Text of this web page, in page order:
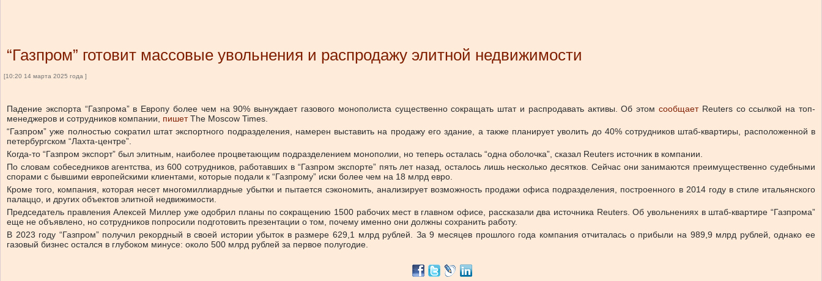
“Газпром” готовит массовые увольнения и распродажу элитной недвижимости
[10:20 14 марта 2025 года ]
Падение экспорта “Газпрома” в Европу более чем на 90% вынуждает газового монополиста существенно сокращать штат и распродавать активы. Об этом сообщает Reuters со ссылкой на топ-
менеджеров и сотрудников компании,
пишет The Moscow Times.
“Газпром” уже полностью сократил штат экспортного подразделения, намерен выставить на продажу его здание, а также планирует уволить до 40% сотрудников штаб-квартиры, расположенной в
петербургском “Лахта-центре”.
Когда-то “Газпром экспорт” был элитным, наиболее процветающим подразделением монополии, но теперь осталась “одна оболочка”, сказал Reuters источник в компании.
По словам собеседников агентства, из 600 сотрудников, работавших в “Газпром экспорте” пять лет назад, осталось лишь несколько десятков. Сейчас они занимаются преимущественно судебными
спорами с бывшими европейскими клиентами, которые подали к “Газпрому” иски более чем на 18 млрд евро.
Кроме того, компания, которая несет многомиллиардные убытки и пытается сэкономить, анализирует возможность продажи офиса подразделения, построенного в 2014 году в стиле итальянского
палаццо, и других объектов элитной недвижимости.
Председатель правления Алексей Миллер уже одобрил планы по сокращению 1500 рабочих мест в главном офисе, рассказали два источника Reuters. Об увольнениях в штаб-квартире “Газпрома”
еще не объявлено, но сотрудников попросили подготовить презентации о том, почему именно они должны сохранить работу.
В 2023 году “Газпром” получил рекордный в своей истории убыток в размере 629,1 млрд рублей. За 9 месяцев прошлого года компания отчиталась о прибыли на 989,9 млрд рублей, однако ее
газовый бизнес остался в глубоком минусе: около 500 млрд рублей за первое полугодие.